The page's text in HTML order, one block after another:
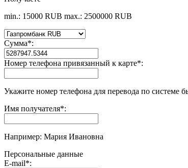
min.: 15000 RUB max.: 2500000 RUB
Сумма*:
Номер телефона привязанный к карте*:
Укажите номер телефона для перевода по системе
Имя получателя*:
Например: Мария Ивановна
Персональные данные
E-mail*: